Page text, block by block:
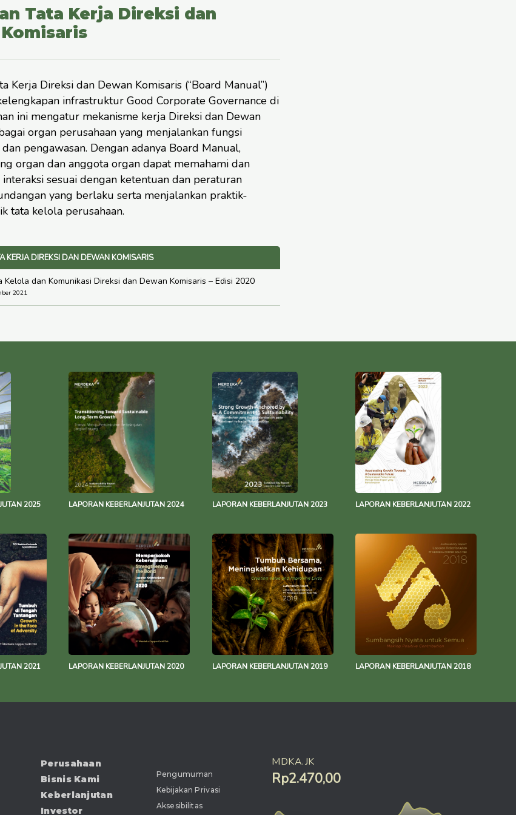
Tata Kerja Direksi dan
Kerja Direksi dan Dewan Komisaris (“Board Manual”)
infrastruktur Good Corporate Governance di
ini mengatur mekanisme kerja Direksi dan Dewan
organ perusahaan yang menjalankan fungsi
pengawasan. Dengan adanya Board Manual,
organ dan anggota organ dapat memahami dan
sesuai dengan ketentuan dan peraturan
yang berlaku serta menjalankan praktik-
tata kelola perusahaan.
KERJA DIREKSI DAN DEWAN KOMISARIS
Kelola dan Komunikasi Direksi dan Dewan Komisaris – Edisi 2020
2021
2025 LAPORAN KEBERLANJUTAN 2024 LAPORAN KEBERLANJUTAN 2023 LAPORAN KEBERLANJUTAN 2022
2021 LAPORAN KEBERLANJUTAN 2020 LAPORAN KEBERLANJUTAN 2019 LAPORAN KEBERLANJUTAN 2018
Perusahaan
Bisnis Kami
Keberlanjutan
Investor
Pengumuman
Kebijakan Privasi
Aksesibilitas
MDKA.JK
Rp2.470,00